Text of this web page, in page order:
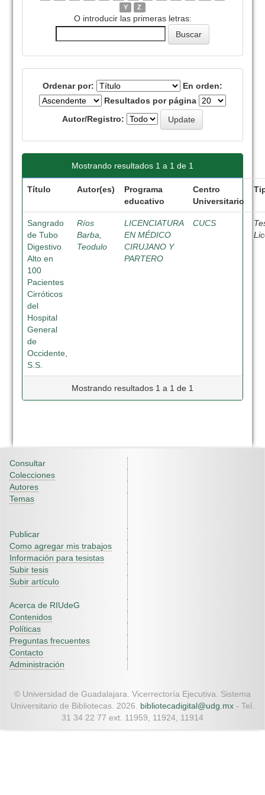
Y
Z
O introducir las primeras letras:
Ordenar por:
En orden:
Resultados por página
Autor/Registro:
Mostrando resultados 1 a 1 de 1
Título Autor(es)
Programa
educativo
Centro
Universitario
Sangrado
de Tubo
Digestivo
Alto en
100
Pacientes
Cirróticos
del
Hospital
General
de
Occidente,
S.S.
Ríos
Barba,
Teodulo
LICENCIATURA
EN MÉDICO
CIRUJANO Y
PARTERO
CUCS
Mostrando resultados 1 a 1 de 1
Consultar
Colecciones
Autores
Temas
Publicar
Como agregar mis trabajos
Información para tesistas
Subir tesis
Subir artículo
Acerca de RIUdeG
Contenidos
Políticas
Preguntas frecuentes
Contacto
Administración
© Universidad de Guadalajara. Vicerrectoría Ejecutiva. Sistema
Universitario de Bibliotecas. 2026. bibliotecadigital@udg.mx - Tel.
31 34 22 77 ext. 11959, 11924, 11914